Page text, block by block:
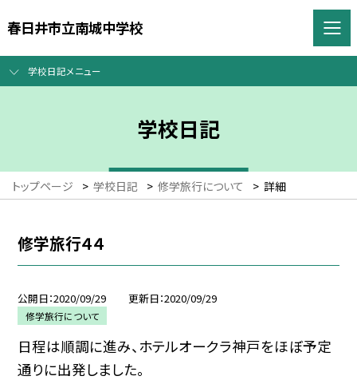
春日井市立南城中学校
学校日記メニュー
学校日記
トップページ > 学校日記 > 修学旅行について > 詳細
修学旅行４４
公開日 2020/09/29 更新日 2020/09/29
修学旅行について
日程は順調に進み、ホテルオークラ神戸をほぼ予定
通りに出発しました。